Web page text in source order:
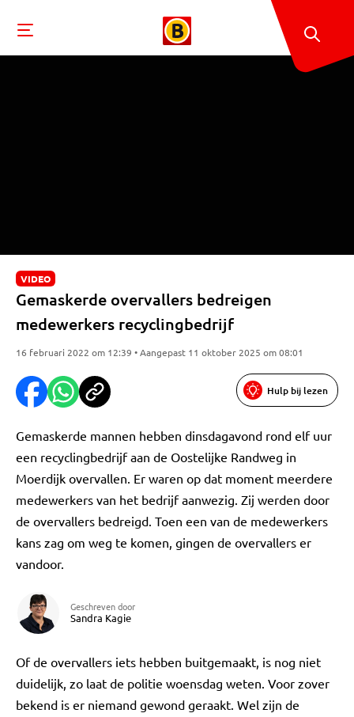
VIDEO
Gemaskerde overvallers bedreigen
medewerkers recyclingbedrijf
16 februari 2022 om 12:39 • Aangepast 11 oktober 2025 om 08:01
Hulp bij lezen
Gemaskerde mannen hebben dinsdagavond rond elf uur
een recyclingbedrijf aan de Oostelijke Randweg in
Moerdijk overvallen. Er waren op dat moment meerdere
medewerkers van het bedrijf aanwezig. Zij werden door
de overvallers bedreigd. Toen een van de medewerkers
kans zag om weg te komen, gingen de overvallers er
vandoor.
Geschreven door
Sandra Kagie
Of de overvallers iets hebben buitgemaakt, is nog niet
duidelijk, zo laat de politie woensdag weten. Voor zover
bekend is er niemand gewond geraakt. Wel zijn de